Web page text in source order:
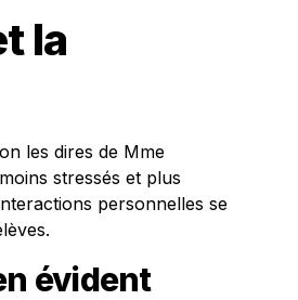
la
les dires de Mme
stressés et plus
personnelles se
évident